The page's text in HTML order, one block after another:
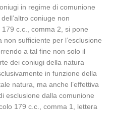
in regime di comunione
coniuge non
c.c., comma 2, si pone
sufficiente per l’esclusione
a tal fine non solo il
dei coniugi della natura
in funzione della
natura, ma anche l’effettiva
esclusione dalla comunione
179 c.c., comma 1, lettera